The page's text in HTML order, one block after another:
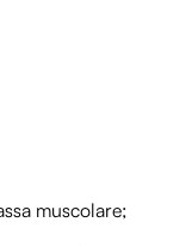
muscolare;